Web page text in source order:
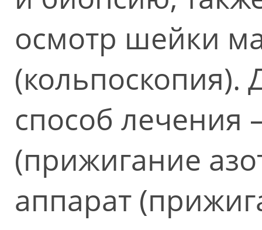
осмотр шейки
(кольпоскопия).
способ лечения
(прижигание
аппарат